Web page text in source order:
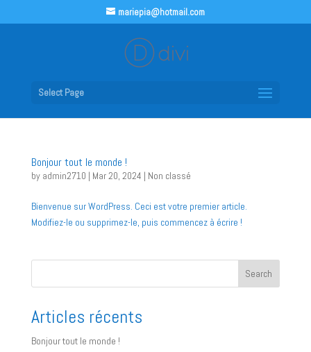
mariepia@hotmail.com
Select Page
Bonjour tout le monde !
by admin2710 | Mar 20, 2024 | Non classé
Bienvenue sur WordPress. Ceci est votre premier article.
Modifiez-le ou supprimez-le, puis commencez à écrire !
Search
Articles récents
Bonjour tout le monde !